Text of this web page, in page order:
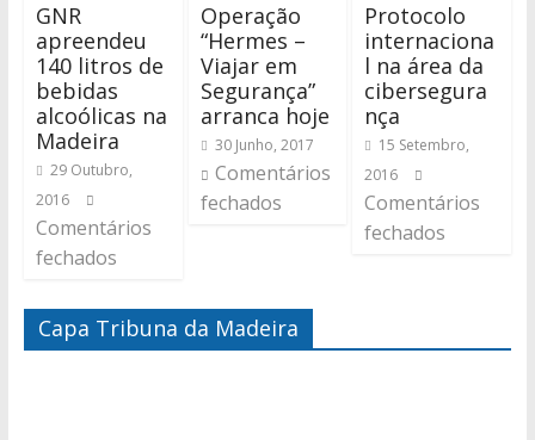
GNR
apreendeu
140 litros de
bebidas
alcoólicas na
Madeira
29 Outubro,
2016
Comentários
fechados
Operação
“Hermes –
Viajar em
Segurança”
arranca hoje
30 Junho, 2017
Comentários
fechados
Protocolo
internaciona
l na área da
cibersegura
nça
15 Setembro,
2016
Comentários
fechados
Capa Tribuna da Madeira